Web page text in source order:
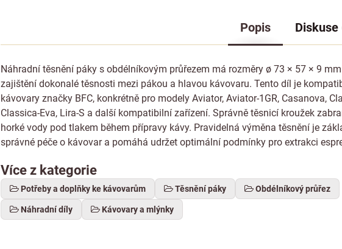
Popis Diskuse
Náhradní těsnění páky s obdélníkovým průřezem má rozměry ø 73 × 57 × 9
zajištění dokonalé těsnosti mezi pákou a hlavou kávovaru. Tento díl je
kávovary značky BFC, konkrétně pro modely Aviator, Aviator-1GR, Casanova,
Classica-Eva, Lira-S a další kompatibilní zařízení. Správně těsnicí kroužek
horké vody pod tlakem během přípravy kávy. Pravidelná výměna těsnění je
správné péče o kávovar a pomáhá udržet optimální podmínky pro extrakci
Více z kategorie
Potřeby a doplňky ke kávovarům Těsnění páky Obdélníkový průřez
Náhradní díly Kávovary a mlýnky